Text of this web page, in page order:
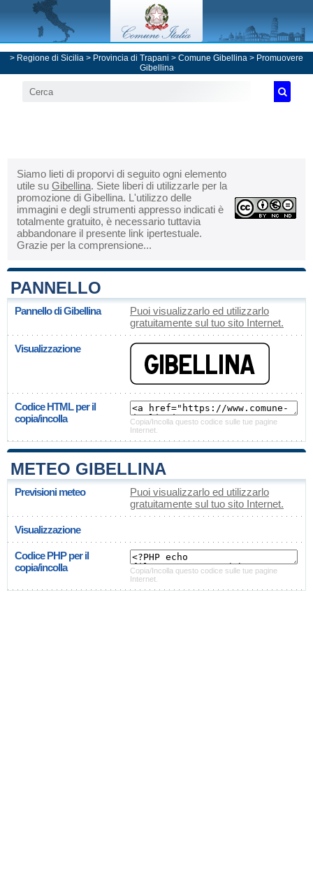
> Regione di Sicilia > Provincia di Trapani > Comune Gibellina > Promuovere
Gibellina
Siamo lieti di proporvi di seguito ogni elemento
utile su Gibellina. Siete liberi di utilizzarle per la
promozione di Gibellina. L'utilizzo delle
immagini e degli strumenti appresso indicati è
totalmente gratuito, è necessario tuttavia
abbandonare il presente link ipertestuale.
Grazie per la comprensione...
PANNELLO
Pannello di Gibellina
Puoi visualizzarlo ed utilizzarlo
gratuitamente sul tuo sito Internet.
Visualizzazione
Codice HTML per il
copia/incolla
Copia/Incolla questo codice sulle tue pagine
Internet.
METEO GIBELLINA
Previsioni meteo
Puoi visualizzarlo ed utilizzarlo
gratuitamente sul tuo sito Internet.
Visualizzazione
Codice PHP per il
copia/incolla
Copia/Incolla questo codice sulle tue pagine
Internet.